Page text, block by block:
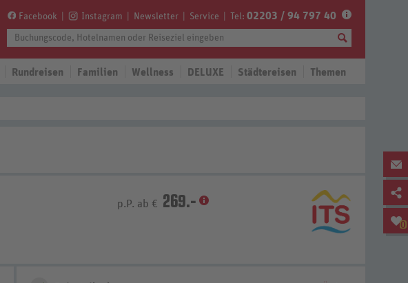
Facebook Instagram Newsletter Service Tel: 02203 / 94 797 40
Rundreisen Familien Wellness DELUXE Städtereisen Themen
0
p.P. ab € 269.-